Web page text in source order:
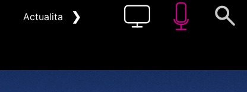
Actualitat Pòdcast
❯